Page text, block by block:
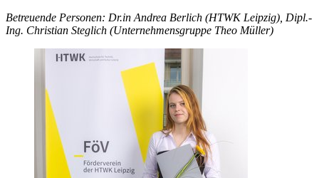
Betreuende Personen: Dr.in Andrea Berlich (HTWK Leipzig) , Dipl.-
Ing. Christian Steglich (Unternehmensgruppe Theo Müller)